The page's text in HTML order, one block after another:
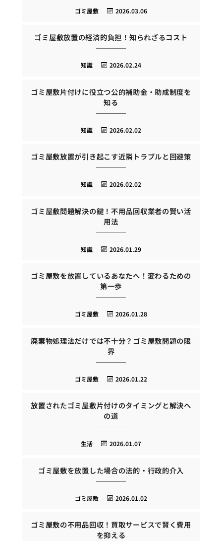
2026.03.06
ゴミ屋敷
ゴミ屋敷放置の経済的負担！知られざるコスト
2026.02.24
知識
ゴミ屋敷片付けに役立つ公的補助金・助成制度を
知る
2026.02.02
知識
ゴミ屋敷放置が引き起こす近隣トラブルと回避策
2026.02.02
知識
ゴミ屋敷問題解決の鍵！不用品回収業者の賢い活
用法
2026.01.29
知識
ゴミ屋敷を放置しているあなたへ！変わるための
第一歩
2026.01.28
ゴミ屋敷
廃棄物処理法だけでは不十分？ゴミ屋敷問題の限
界
2026.01.22
ゴミ屋敷
放置されたゴミ屋敷片付けのタイミングと解決へ
の道
2026.01.07
生活
ゴミ屋敷を放置した場合の法的・行政的介入
2026.01.02
ゴミ屋敷
ゴミ屋敷の不用品回収！買取サービスで賢く費用
を抑える